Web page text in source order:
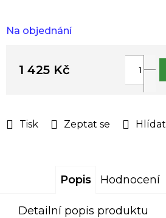
Na objednání
Tisk Zeptat se Hlídat
1 425 Kč
Popis Hodnocení
Detailní popis produktu